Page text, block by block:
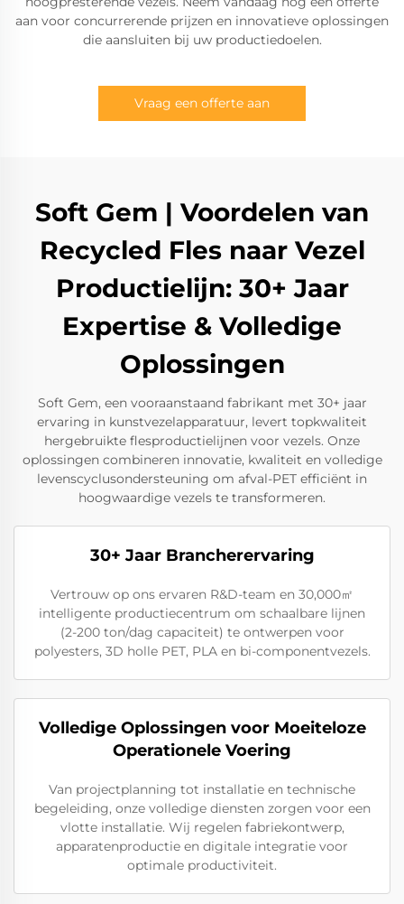
aan voor concurrerende prijzen en innovatieve oplossingen
die aansluiten bij uw productiedoelen.
Vraag een offerte aan
Soft Gem | Voordelen van
Recycled Fles naar Vezel
Productielijn: 30+ Jaar
Expertise & Volledige
Oplossingen
Soft Gem, een vooraanstaand fabrikant met 30+ jaar
ervaring in kunstvezelapparatuur, levert topkwaliteit
hergebruikte flesproductielijnen voor vezels. Onze
oplossingen combineren innovatie, kwaliteit en volledige
levenscyclusondersteuning om afval-PET efficiënt in
hoogwaardige vezels te transformeren.
30+ Jaar Brancherervaring
Vertrouw op ons ervaren R&D-team en 30,000㎡
intelligente productiecentrum om schaalbare lijnen
(2-200 ton/dag capaciteit) te ontwerpen voor
polyesters, 3D holle PET, PLA en bi-componentvezels.
Volledige Oplossingen voor Moeiteloze
Operationele Voering
Van projectplanning tot installatie en technische
begeleiding, onze volledige diensten zorgen voor een
vlotte installatie. Wij regelen fabriekontwerp,
apparatenproductie en digitale integratie voor
optimale productiviteit.